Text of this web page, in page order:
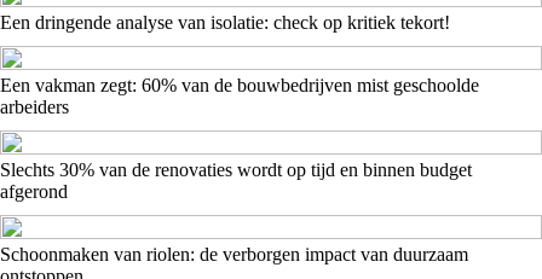
Een dringende analyse van isolatie: check op kritiek tekort!
Een vakman zegt: 60% van de bouwbedrijven mist geschoolde
arbeiders
Slechts 30% van de renovaties wordt op tijd en binnen budget
afgerond
Schoonmaken van riolen: de verborgen impact van duurzaam